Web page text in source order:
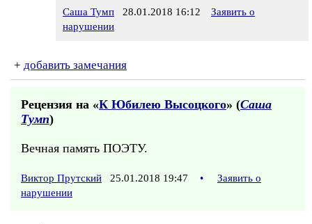
Саша Тумп 28.01.2018 16:12
Заявить о
нарушении
+ добавить замечания
Рецензия на «К Юбилею Высоцкого» (Саша
Тумп)
Вечная память ПОЭТУ.
Виктор Прутский 25.01.2018 19:47 •
Заявить о
нарушении